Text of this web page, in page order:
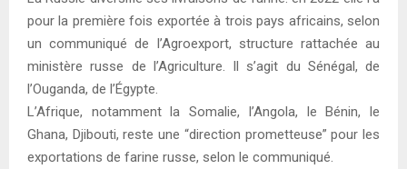
pour la première fois exportée à trois pays africains, selon
un communiqué de l’Agroexport, structure rattachée au
ministère russe de l’Agriculture. Il s’agit du Sénégal, de
l’Ouganda, de l’Égypte.
L’Afrique, notamment la Somalie, l’Angola, le Bénin, le
Ghana, Djibouti, reste une “direction prometteuse” pour les
exportations de farine russe, selon le communiqué.